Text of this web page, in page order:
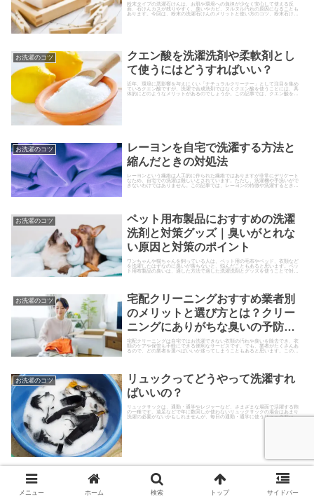
粉末タイプの洗濯石けんは、お肌や環境への負担が少なく安心して使える反
面、石けんカスが残りやすく、臭いやカビ、ヌルヌル汚れの原因になることも
あります。今回は、粉末の洗濯石けんのメリットと使い方のコツ、粉末石けん
お洗濯のコツ
クエン酸を洗濯洗剤や柔軟剤とし
て使うにはどうすればいい？
近年、環境に悪影響を与えにくい「ナチュラルクリーナー」として注目を集め
ているクエン酸ですが、洗濯で合成洗剤ではなくクエン酸を使うことには、具
体的にどのようなメリットがあるのでしょうか。この記事では、クエン酸を洗
お洗濯のコツ
レーヨンを自宅で洗濯する方法と
縮んだときの対処法
レーヨンという繊維は人工的に作られた繊維ではありますが非常にデリケート
なため、自宅での洗濯は難しいとされています。ただし、洗濯機や手洗いがで
きないわけではありません。この記事では、レーヨンの特徴や洗濯するときの
お洗濯のコツ
ペット用布製品におすすめの洗濯
洗剤と対策グッズ｜臭いがとれな
い原因と対策のポイント
ワンちゃんや猫ちゃんを飼っている人は、ペット用の毛布やベッド、衣類など
を洗濯したはずなのに臭いが落ちないと、悩んだこともあると思います。ペッ
ト用布製品の臭いは、適した方法で適した洗濯洗剤とグッズを使うことで対策
お洗濯のコツ
宅配クリーニングおすすめ業者別
のメリットと選び方とは？クリー
ニングにありがちな臭いの予防対
策について
宅配クリーニングは自宅ではお洗濯できない衣類の汚れや臭いを除去でき、衣
類のケアや保管も手軽にできる便利なサービスです。でも、業者がたくさんあ
るので、どの業者を選べばいいか迷ってしまうこともあると思います。この記
お洗濯のコツ
リュックってどうやって洗濯すれ
ばいいの？
リュックサックは、通勤・通学やレジャーなど、さまざまな場面で活躍する鞄
の一種です。遠足などで年に数回しか使わないリュックサックの場合はあまり
洗濯の必要がないかもしれませんが、毎日の通勤・通学に使うリュックサック
お洗濯のコツ
ダウンジャケットの洗濯って自宅
でできるの？
メニュー ホーム 検索 トップ サイドバー